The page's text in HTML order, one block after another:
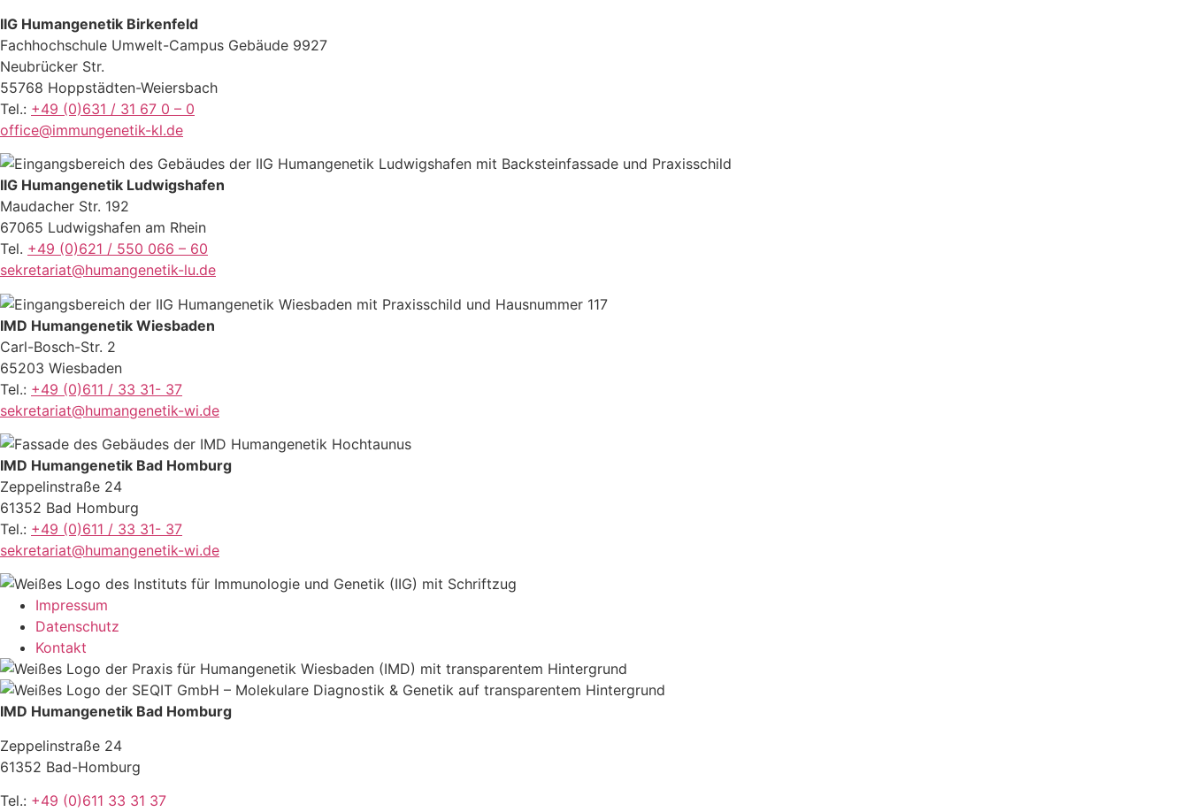
IIG Humangenetik Birkenfeld
Fachhochschule Umwelt-Campus Gebäude 9927
Neubrücker Str.
55768 Hoppstädten-Weiersbach
Tel.: +49 (0)631 / 31 67 0 – 0
office@immungenetik-kl.de
IIG Humangenetik Ludwigshafen
Maudacher Str. 192
67065 Ludwigshafen am Rhein
Tel. +49 (0)621 / 550 066 – 60
sekretariat@humangenetik-lu.de
IMD Humangenetik Wiesbaden
Carl-Bosch-Str. 2
65203 Wiesbaden
Tel.: +49 (0)611 / 33 31- 37
sekretariat@humangenetik-wi.de
IMD Humangenetik Bad Homburg
Zeppelinstraße 24
61352 Bad Homburg
Tel.: +49 (0)611 / 33 31- 37
sekretariat@humangenetik-wi.de
Impressum
Datenschutz
Kontakt
IMD Humangenetik Bad Homburg
Zeppelinstraße 24
61352 Bad-Homburg
Tel.: +49 (0)611 33 31 37